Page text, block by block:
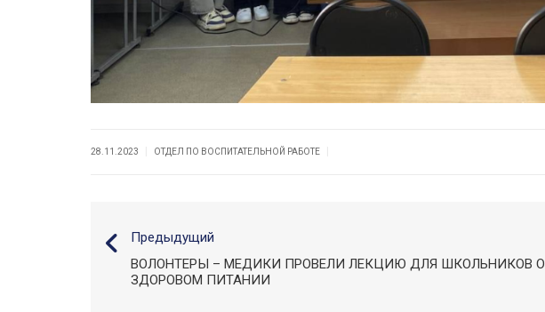
28.11.2023 ОТДЕЛ ПО ВОСПИТАТЕЛЬНОЙ РАБОТЕ
Предыдущий
ВОЛОНТЕРЫ – МЕДИКИ ПРОВЕЛИ ЛЕКЦИЮ ДЛЯ ШКОЛЬНИКОВ О
ЗДОРОВОМ ПИТАНИИ